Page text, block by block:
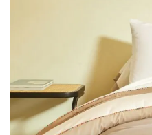
gallery